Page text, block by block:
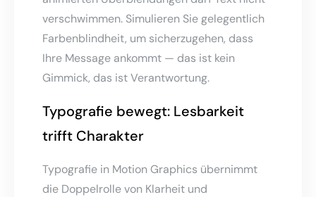
verschwimmen. Simulieren Sie gelegentlich
Farbenblindheit, um sicherzugehen, dass
Ihre Message ankommt — das ist kein
Gimmick, das ist Verantwortung.
Typografie bewegt: Lesbarkeit
trifft Charakter
Typografie in Motion Graphics übernimmt
die Doppelrolle von Klarheit und